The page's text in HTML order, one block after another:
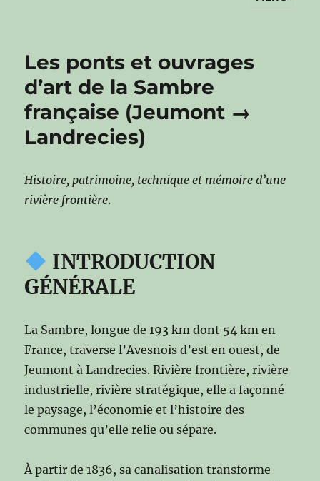
Chemin faisant en Avesnois
Les ponts et ouvrages
d’art de la Sambre
française (Jeumont →
Landrecies)
Histoire, patrimoine, technique et mémoire d’une
rivière frontière.
INTRODUCTION
GÉNÉRALE
La Sambre, longue de 193 km dont 54 km en
France, traverse l’Avesnois d’est en ouest, de
Jeumont à Landrecies. Rivière frontière, rivière
industrielle, rivière stratégique, elle a façonné
le paysage, l’économie et l’histoire des
communes qu’elle relie ou sépare.
À partir de 1836, sa canalisation transforme